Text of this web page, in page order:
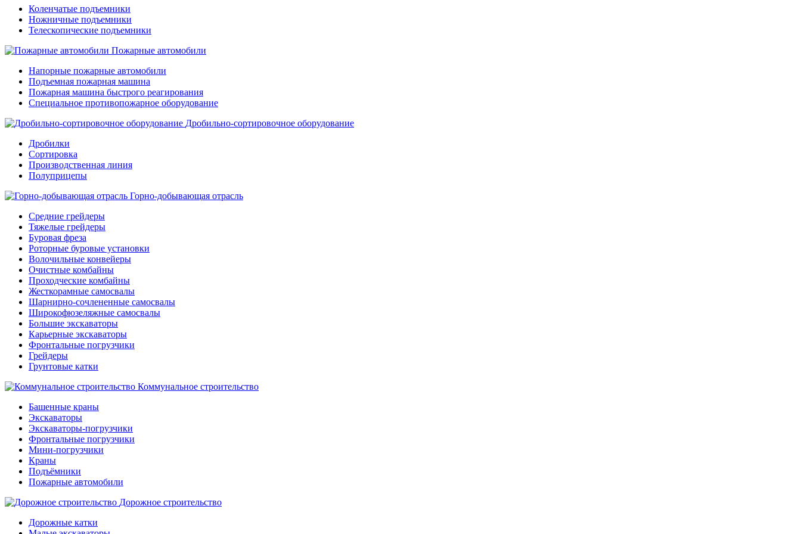
Коленчатые подъемники
Ножничные подъемники
Телескопические подъемники
Пожарные автомобили
Напорные пожарные автомобили
Подъемная пожарная машина
Пожарная машина быстрого реагирования
Специальное противопожарное оборудование
Дробильно-сортировочное оборудование
Дробилки
Сортировка
Производственная линия
Полуприцепы
Горно-добывающая отрасль
Средние грейдеры
Тяжелые грейдеры
Буровая фреза
Роторные буровые установки
Волочильные конвейеры
Очистные комбайны
Проходческие комбайны
Жесткорамные самосвалы
Шарнирно-сочлененные самосвалы
Широкофюзеляжные самосвалы
Большие экскаваторы
Карьерные экскаваторы
Фронтальные погрузчики
Грейдеры
Грунтовые катки
Коммунальное строительство
Башенные краны
Экскаваторы
Экскаваторы-погрузчики
Фронтальные погрузчики
Мини-погрузчики
Краны
Подъёмники
Пожарные автомобили
Дорожное строительство
Дорожные катки